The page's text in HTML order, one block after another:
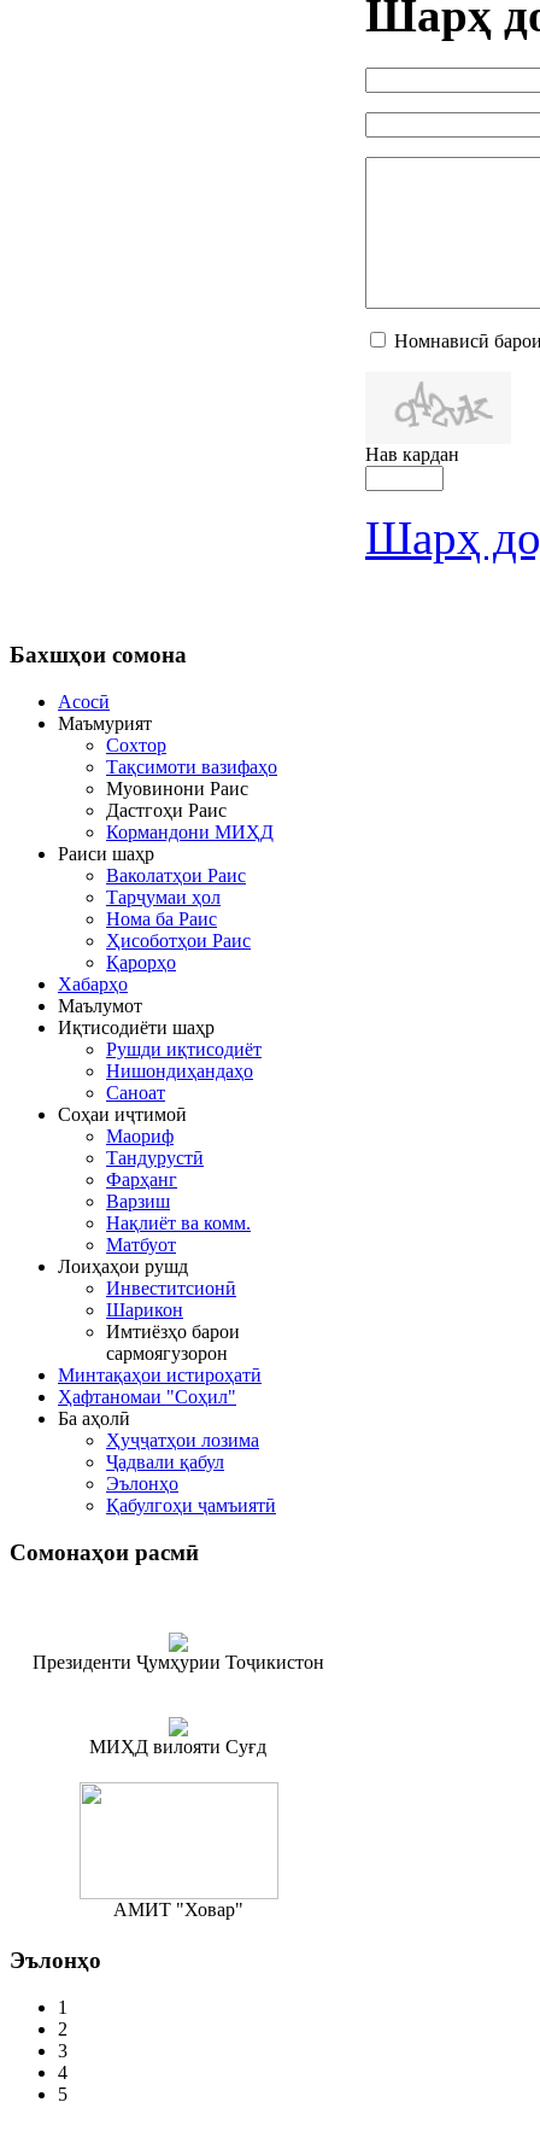
Шарҳ
Номнависӣ
Нав кардан
Шарҳ
Бахшҳои сомона
Асосӣ
Маъмурият
Сохтор
Тақсимоти вазифаҳо
Муовинони Раис
Дастгоҳи Раис
Кормандони МИҲД
Раиси шаҳр
Ваколатҳои Раис
Тарҷумаи ҳол
Нома ба Раис
Ҳисоботҳои Раис
Қарорҳо
Хабарҳо
Маълумот
Иқтисодиёти шаҳр
Рушди иқтисодиёт
Нишондиҳандаҳо
Саноат
Соҳаи иҷтимоӣ
Маориф
Тандурустӣ
Фарҳанг
Варзиш
Нақлиёт ва комм.
Матбуот
Лоиҳаҳои рушд
Инвеститсионӣ
Шарикон
Имтиёзҳо барои
сармоягузорон
Минтақаҳои истироҳатӣ
Ҳафтаномаи "Соҳил"
Ба аҳолӣ
Ҳуҷҷатҳои лозима
Ҷадвали қабул
Эълонҳо
Қабулгоҳи ҷамъиятӣ
Сомонаҳои расмӣ
Президенти Ҷумҳурии Тоҷикистон
МИҲД вилояти Суғд
АМИТ "Ховар"
Эълонҳо
1
2
3
4
5